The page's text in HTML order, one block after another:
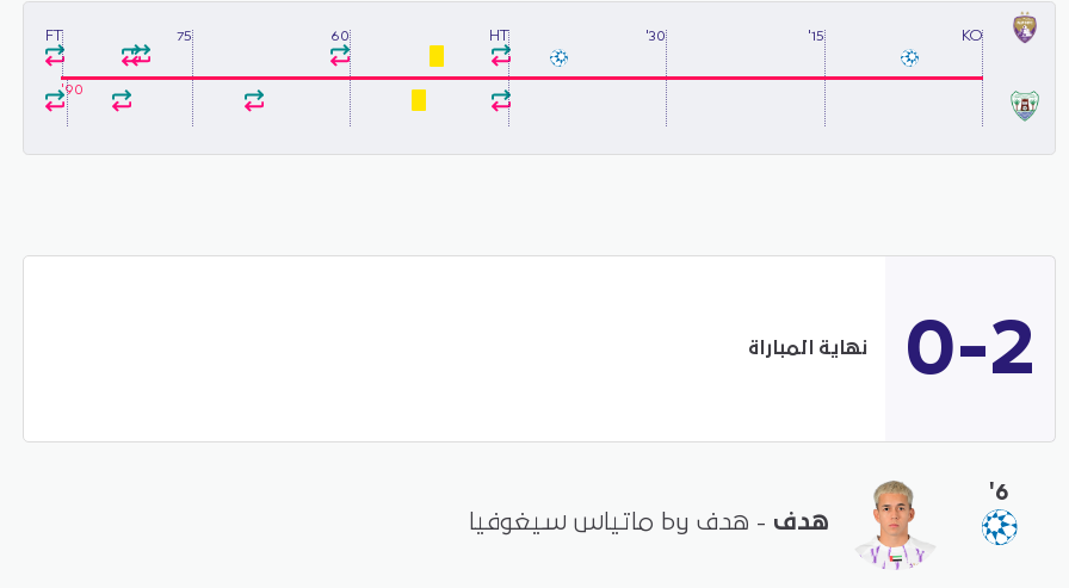
KO
15'
30'
HT
60
75
FT
90'
0-2 نهاية المباراة
'6
هدف - هدف by ماتياس سيغوفيا